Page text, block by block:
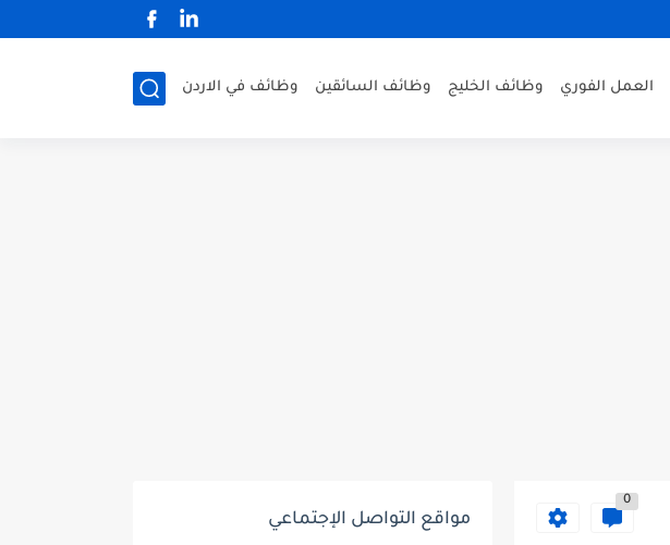
العمل الفوري وظائف الخليج وظائف السائقين وظائف في الاردن
0
مواقع التواصل الإجتماعي